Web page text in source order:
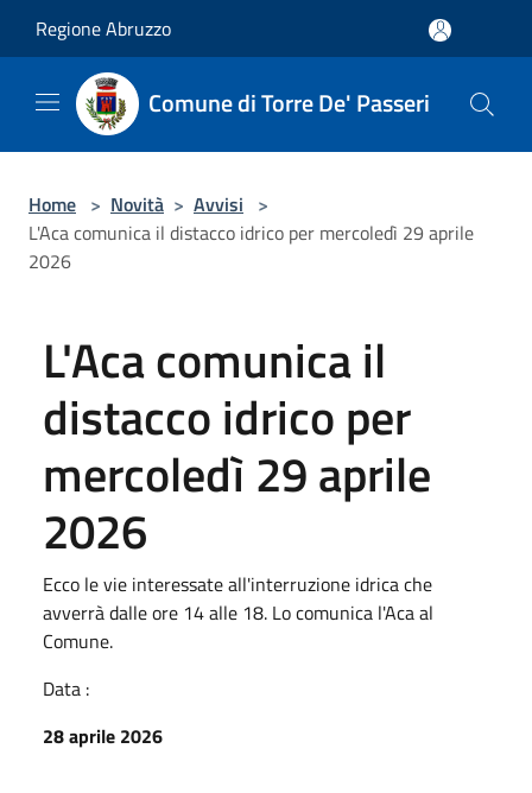
Regione Abruzzo
Comune di Torre De' Passeri
Home > Novità > Avvisi >
L'Aca comunica il distacco idrico per mercoledì 29 aprile
2026
L'Aca comunica il
distacco idrico per
mercoledì 29 aprile
2026
Ecco le vie interessate all'interruzione idrica che
avverrà dalle ore 14 alle 18. Lo comunica l'Aca al
Comune.
Data :
28 aprile 2026